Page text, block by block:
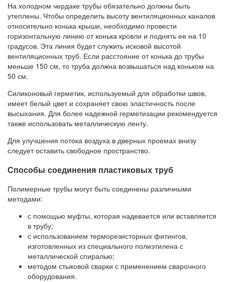
На холодном чердаке трубы обязательно должны быть
утеплены. Чтобы определить высоту вентиляционных каналов
относительно конька крыши, необходимо провести
горизонтальную линию от конька кровли и поднять ее на 10
градусов. Эта линия будет служить исковой высотой
вентиляционных труб. Если расстояние от конька до трубы
меньше 150 см, то труба должна возвышаться над коньком на
50 см.
Силиконовый герметик, используемый для обработки швов,
имеет белый цвет и сохраняет свою эластичность после
высыхания. Для более надежной герметизации рекомендуется
также использовать металлическую ленту.
Для улучшения потока воздуха в дверных проемах внизу
следует оставить свободное пространство.
Способы соединения пластиковых труб
Полимерные трубы могут быть соединены различными
методами:
с помощью муфты, которая надевается или вставляется
в трубу;
с использованием терморезисторных фитингов,
изготовленных из специального полиэтилена с
металлической спиралью;
методом стыковой сварки с применением сварочного
оборудования.